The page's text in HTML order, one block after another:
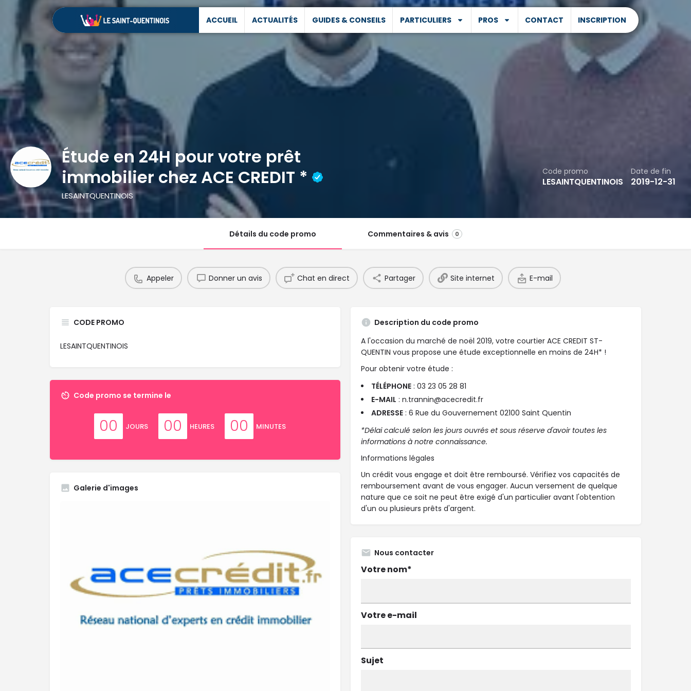
ACCUEIL ACTUALITÉS GUIDES & CONSEILS PARTICULIERS PROS CONTACT INSCRIPTION
Étude en 24H pour votre prêt
immobilier chez ACE CREDIT *
LESAINTQUENTINOIS
Code promo
LESAINTQUENTINOIS
Date de fin
2019-12-31
Détails du code promo Commentaires & avis 0
Appeler Donner un avis Chat en direct Partager Site internet E-mail
CODE PROMO
LESAINTQUENTINOIS
Description du code promo
A l'occasion du marché de noël 2019, votre courtier ACE CREDIT ST-
QUENTIN vous propose une étude exceptionnelle en moins de 24H* !
Pour obtenir votre étude :
TÉLÉPHONE : 03 23 05 28 81
E-MAIL : n.trannin@acecredit.fr
ADRESSE : 6 Rue du Gouvernement 02100 Saint Quentin
*Délai calculé selon les jours ouvrés et sous réserve d'avoir toutes les
informations à notre connaissance.
Informations légales
Un crédit vous engage et doit être remboursé. Vérifiez vos capacités de
remboursement avant de vous engager. Aucun versement de quelque
nature que ce soit ne peut être exigé d'un particulier avant l'obtention
d'un ou plusieurs prêts d'argent.
Code promo se termine le
00 JOURS 00 HEURES 00 MINUTES
Galerie d'images
Nous contacter
Votre nom*
Votre e-mail
Sujet